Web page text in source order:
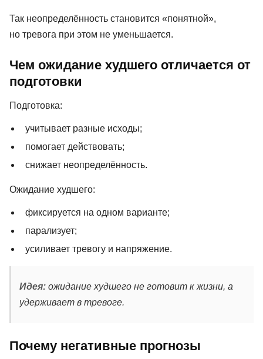
Так неопределённость становится «понятной»,
но тревога при этом не уменьшается.
Чем ожидание худшего отличается от
подготовки
Подготовка:
учитывает разные исходы;
помогает действовать;
снижает неопределённость.
Ожидание худшего:
фиксируется на одном варианте;
парализует;
усиливает тревогу и напряжение.
Идея: ожидание худшего не готовит к жизни, а
удерживает в тревоге.
Почему негативные прогнозы